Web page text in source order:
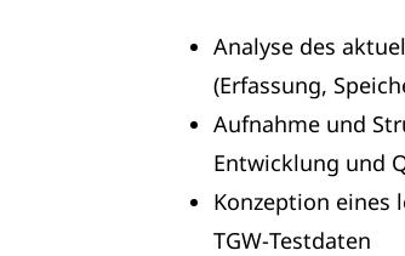
Analyse des
(Erfassung,
Aufnahme und
Entwicklung und
Konzeption eines
TGW‑Testdaten